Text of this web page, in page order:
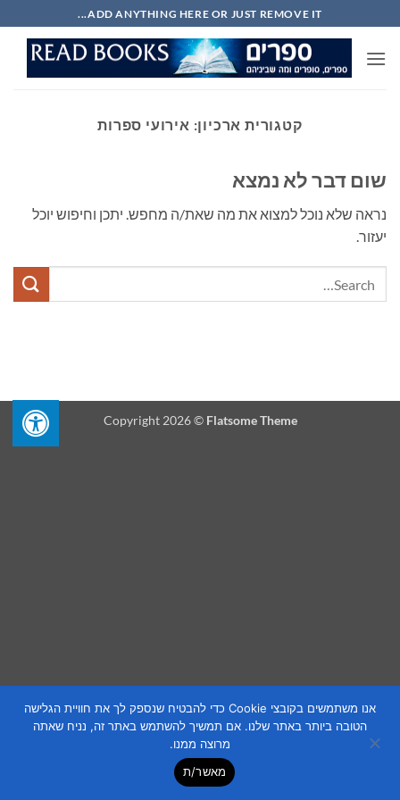
to
content
ADD ANYTHING HERE OR JUST REMOVE IT...
קטגורית ארכיון: אירועי ספרות
שום דבר לא נמצא
נראה שלא נוכל למצוא את מה שאת/ה מחפש. יתכן וחיפוש יוכל
יעזור.
Copyright 2026 © Flatsome Theme
אנו משתמשים בקובצי Cookie כדי להבטיח שנספק לך את חוויית הגלישה
הטובה ביותר באתר שלנו. אם תמשיך להשתמש באתר זה, נניח שאתה
מרוצה ממנו.
מאשר/ת